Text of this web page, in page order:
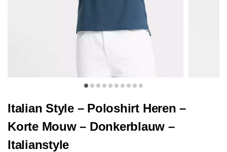
Italian Style – Poloshirt Heren –
Korte Mouw – Donkerblauw –
Italianstyle